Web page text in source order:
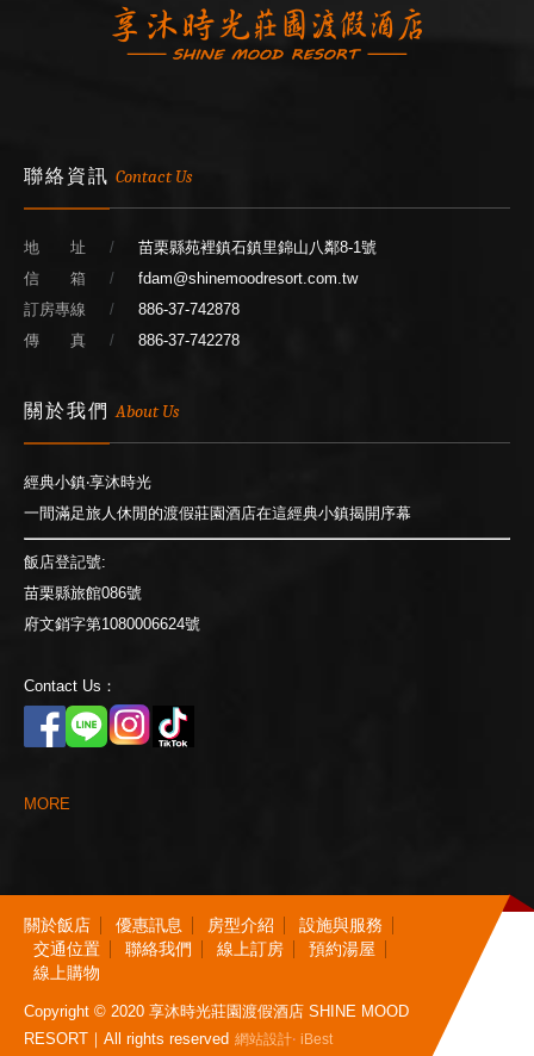
聯絡資訊 Contact Us
地 址
苗栗縣苑裡鎮石鎮里錦山八鄰8-1號
信 箱
fdam@shinemoodresort.com.tw
訂房專線
886-37-742878
傳 真
886-37-742278
關於我們 About Us
經典小鎮‧享沐時光
一間滿足旅人休閒的渡假莊園酒店在這經典小鎮揭開序幕
飯店登記號:
苗栗縣旅館086號
府文銷字第1080006624號
Contact Us：
MORE
關於飯店 優惠訊息 房型介紹 設施與服務
交通位置 聯絡我們 線 上訂房 預約湯屋
線 上購物
Copyright © 2020 享沐時光莊園渡假酒店 SHINE MOOD
RESORT｜All rights reserved 網站設計‧ iBest